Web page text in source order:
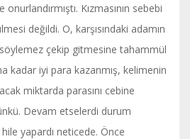
onurlandırmıştı. Kızmasının sebebi
değildi. O, karşısındaki adamın
çekip gitmesine tahammül
kadar iyi para kazanmış, kelimenin
miktarda parasını cebine
Devam etselerdi durum
yapardı neticede. Önce